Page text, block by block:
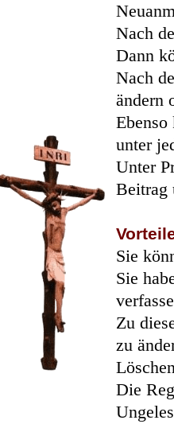
Nach
Dann
Nach
ändern
unter
Unter
Beitrag
Sie
Sie
Zu
zu
Die